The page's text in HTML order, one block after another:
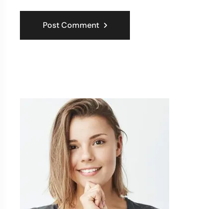
Post Comment